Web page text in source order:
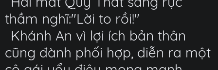
thầm nghĩ:"Lời to rồi!"
Khánh An vì lợi ích bản thân
cũng đành phối hợp, diễn ra một